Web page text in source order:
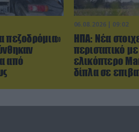
πεζοδρόμια»
από
06.08.2026 | 09:02
ΗΠΑ: Nέα
περιστατικό
ελικόπτερο
δίπλα σε